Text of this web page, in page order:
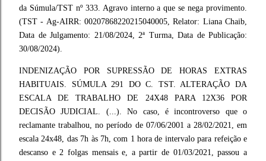
da Súmula/TST nº 333. Agravo interno a que se nega provimento.
(TST - Ag-AIRR: 00207868220215040005, Relator: Liana Chaib,
Data de Julgamento: 21/08/2024, 2ª Turma, Data de Publicação:
30/08/2024).
INDENIZAÇÃO POR SUPRESSÃO DE HORAS EXTRAS
HABITUAIS. SÚMULA 291 DO C. TST. ALTERAÇÃO DA
ESCALA DE TRABALHO DE 24X48 PARA 12X36 POR
DECISÃO JUDICIAL. (...). No caso, é incontroverso que o
reclamante trabalhou, no período de 07/06/2001 a 28/02/2021, em
escala 24x48, das 7h às 7h, com 1 hora de intervalo para refeição e
descanso e 2 folgas mensais e, a partir de 01/03/2021, passou a